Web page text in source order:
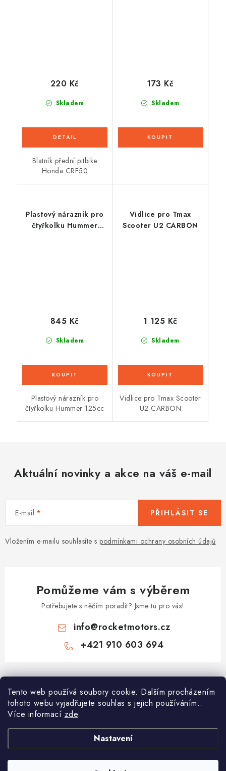
Tento web používá soubory cookie. Dalším procházením
tohoto webu vyjadřujete souhlas s jejich používáním..
Více informací zde.
Nastavení
Skladem
220 Kč
Blatník přední pitbike
Honda CRF50
Skladem
173 Kč
Plastový nárazník pro
čtyřkolku Hummer
Skladem
845 Kč
Plastový nárazník pro
čtyřkolku Hummer 125cc
Vidlice pro Tmax
Scooter U2 CARBON
Skladem
1 125 Kč
Vidlice pro Tmax Scooter
U2 CARBON
Aktuální novinky a akce na váš e-mail
E-mail
Vložením e-mailu souhlasíte s podmínkami ochrany osobních údajů
PŘIHLÁSIT SE
Pomůžeme vám s výběrem
Potřebujete s něčím poradit? Jsme tu pro vás!
info@rocketmotors.cz
+421 910 603 694
Z
á
Najdete nás
Informace pro vás
Dětské čtyřkolky